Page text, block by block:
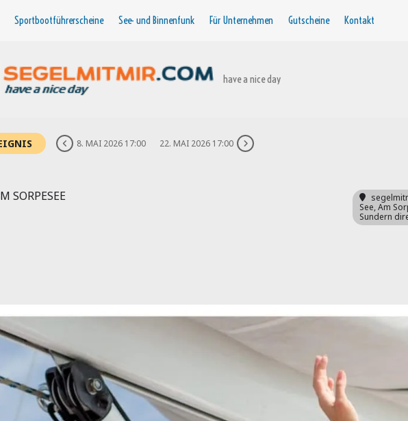
Sportbootführerscheine See- und Binnenfunk Für Unternehmen Gutscheine Kontakt
have a nice day
8. MAI 2026 17:00 22. MAI 2026 17:00
SORPESEE
See, Am
Sundern